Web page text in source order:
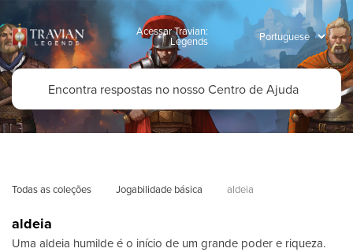
Acessar Travian:
Legends
Todas as coleções Jogabilidade básica aldeia
aldeia
Uma aldeia humilde é o início de um grande poder e riqueza.